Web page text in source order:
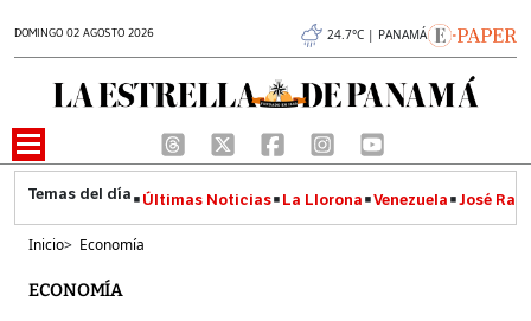
DOMINGO 02 AGOSTO 2026 24.7°C | PANAMÁ
Últimas Noticias La Llorona Venezuela José
Inicio> Economía
ECONOMÍA